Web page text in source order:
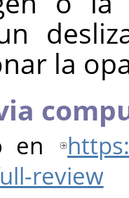
la
en
review